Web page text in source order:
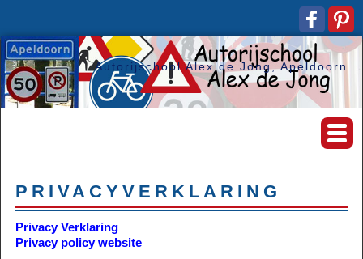
Autorijschool Alex de Jong, Apeldoorn
PRIVACYVERKLARING
Privacy Verklaring
Privacy policy website